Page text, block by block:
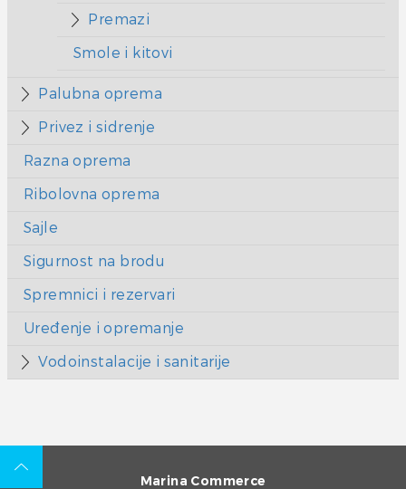
Premazi
Smole i kitovi
Palubna oprema
Privez i sidrenje
Razna oprema
Ribolovna oprema
Sajle
Sigurnost na brodu
Spremnici i rezervari
Uređenje i opremanje
Vodoinstalacije i sanitarije
Marina Commerce